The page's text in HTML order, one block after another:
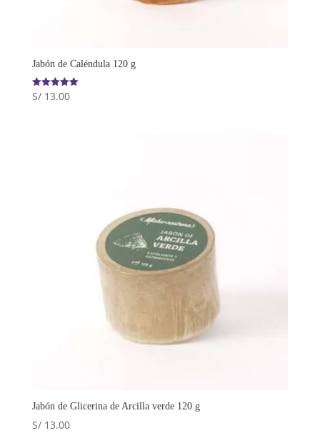
Jabón de Caléndula 120 g
Valorado
con
S/13.00
Jabón de Glicerina de Arcilla verde 120 g
S/13.00